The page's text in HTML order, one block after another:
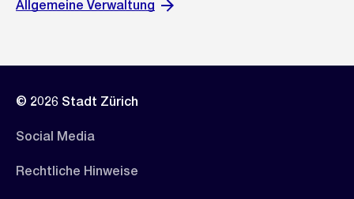
Allgemeine Verwaltung
© 2026 Stadt Zürich
Social Media
Rechtliche Hinweise